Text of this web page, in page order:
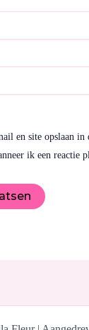
en site opslaan in
ik een reactie